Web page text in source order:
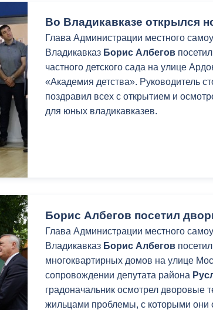
Во Владикавказе открылся
Глава Администрации местного
Владикавказ Борис Албегов
частного детского сада на улице
«Академия детства». Руководитель
поздравил всех с открытием и
для юных владикавказев.
Борис Албегов посетил
Глава Администрации местного
Владикавказ Борис Албегов
многоквартирных домов на улице
сопровождении депутата района
градоначальник осмотрел дворовые
жильцами проблемы, с которыми они